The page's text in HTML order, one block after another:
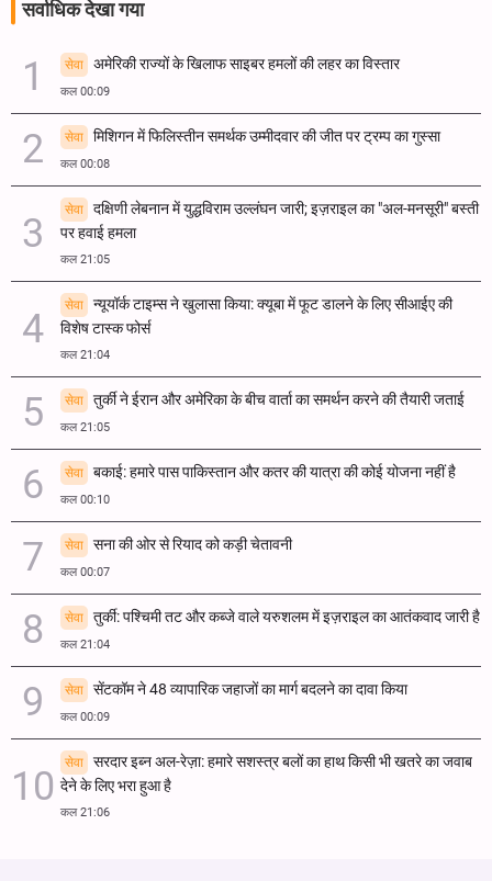
सर्वाधिक देखा गया
सेवा अमेरिकी राज्यों के खिलाफ साइबर हमलों की लहर का विस्तार
कल 00:09
सेवा मिशिगन में फिलिस्तीन समर्थक उम्मीदवार की जीत पर ट्रम्प का गुस्सा
कल 00:08
सेवा
दक्षिणी लेबनान में युद्धविराम उल्लंघन जारी; इज़राइल का "अल-मनसूरी" बस्ती
पर हवाई हमला
कल 21:05
सेवा
न्यूयॉर्क टाइम्स ने खुलासा किया: क्यूबा में फूट डालने के लिए सीआईए की
विशेष टास्क फोर्स
कल 21:04
सेवा तुर्की ने ईरान और अमेरिका के बीच वार्ता का समर्थन करने की तैयारी जताई
कल 21:05
सेवा बकाई: हमारे पास पाकिस्तान और कतर की यात्रा की कोई योजना नहीं है
कल 00:10
सेवा सना की ओर से रियाद को कड़ी चेतावनी
कल 00:07
सेवा तुर्की: पश्चिमी तट और कब्जे वाले यरुशलम में इज़राइल का आतंकवाद जारी है
कल 21:04
सेवा सेंटकॉम ने 48 व्यापारिक जहाजों का मार्ग बदलने का दावा किया
कल 00:09
सेवा
सरदार इब्न अल-रेज़ा: हमारे सशस्त्र बलों का हाथ किसी भी खतरे का जवाब
देने के लिए भरा हुआ है
कल 21:06